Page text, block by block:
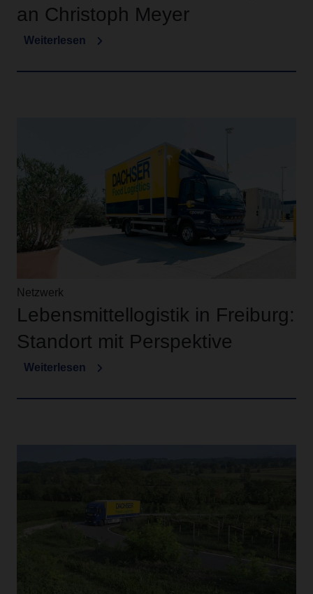
an Christoph Meyer
Weiterlesen
Netzwerk
Lebensmittellogistik in Freiburg:
Standort mit Perspektive
Weiterlesen